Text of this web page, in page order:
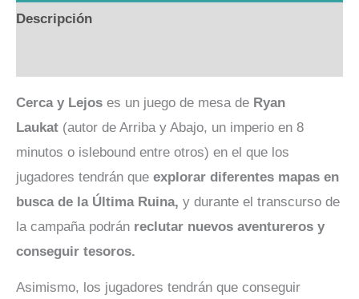
Descripción
Cerca y Lejos es un juego de mesa de Ryan
Laukat (autor de Arriba y Abajo, un imperio en 8
minutos o islebound entre otros) en el que los
jugadores tendrán que explorar diferentes mapas en
busca de la Última Ruina, y durante el transcurso de
la campaña podrán reclutar nuevos aventureros y
conseguir tesoros.
Asimismo, los jugadores tendrán que conseguir